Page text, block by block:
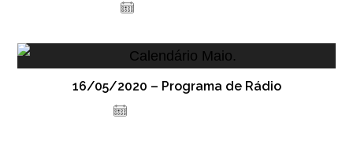
16/05/2020 – Programa de Rádio